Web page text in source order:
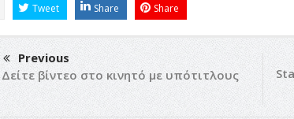
Tweet Share Share
Previous
Δείτε βίντεο στο κινητό με υπότιτλους